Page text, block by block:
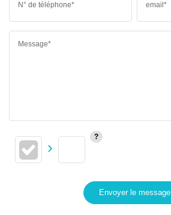
N° de téléphone* email*
Message*
Envoyer le message